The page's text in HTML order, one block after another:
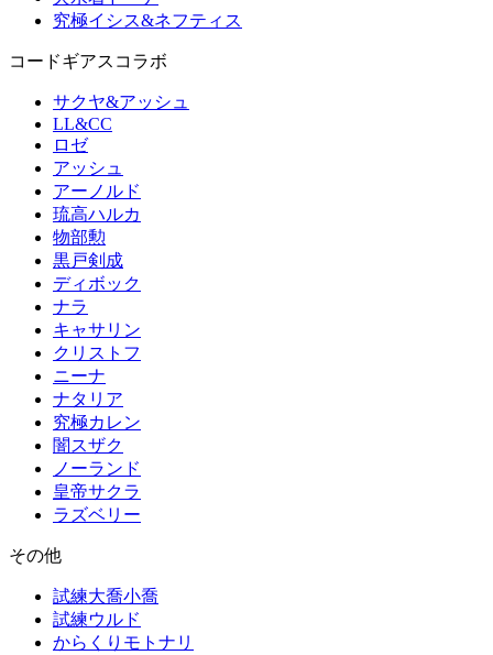
究極イシス&ネフティス
コードギアスコラボ
サクヤ&アッシュ
LL&CC
ロゼ
アッシュ
アーノルド
琉高ハルカ
物部勲
黒戸剣成
ディボック
ナラ
キャサリン
クリストフ
ニーナ
ナタリア
究極カレン
闇スザク
ノーランド
皇帝サクラ
ラズベリー
その他
試練大喬小喬
試練ウルド
からくりモトナリ